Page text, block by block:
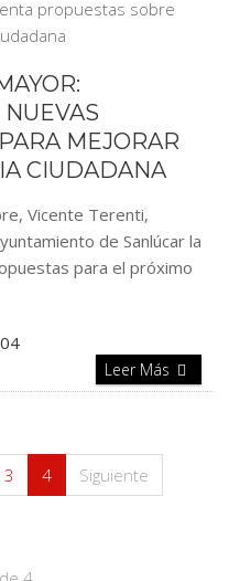
MEJORAR
CIUDADANA
Vicente Terenti,
de Sanlúcar la
para el próximo
Leer Más
3 4
Siguiente